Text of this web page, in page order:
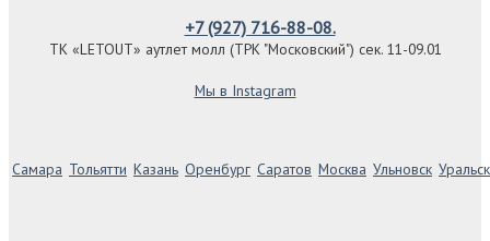
+7 (927) 716-88-08.
ТК «LETOUT» аутлет молл (ТРК "Московский") сек. 11-09.01
Мы в Instagram
Самара Тольятти Казань Оренбург Саратов Москва Ульновск Уральск